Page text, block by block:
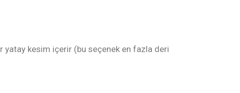
yatay kesim içerir (bu seçenek en fazla deri